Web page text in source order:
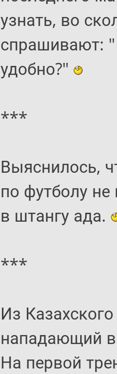
узнать, во
спрашивают:
удобно?"
***
Выяснилось,
по футболу
в штангу ада.
***
Из
нападающий
На первой